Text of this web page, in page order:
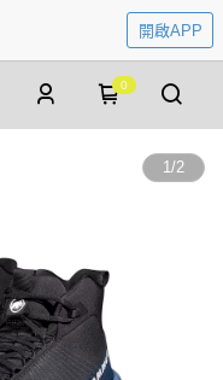
開啟APP
0
1/2